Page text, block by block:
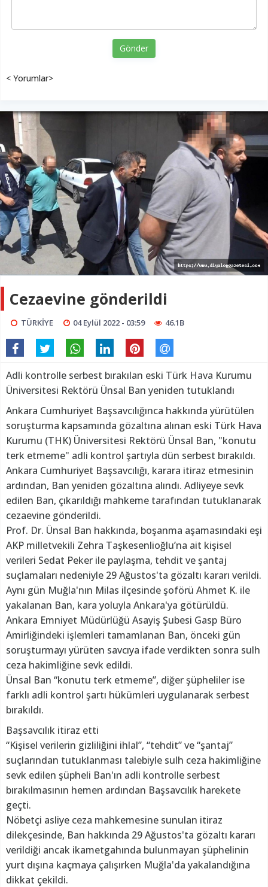
Gönder
< Yorumlar>
Cezaevine gönderildi
TÜRKİYE 04 Eylül 2022 - 03:59 46.1B
Adli kontrolle serbest bırakılan eski Türk Hava Kurumu
Üniversitesi Rektörü Ünsal Ban yeniden tutuklandı
Ankara Cumhuriyet Başsavcılığınca hakkında yürütülen
soruşturma kapsamında gözaltına alınan eski Türk Hava
Kurumu (THK) Üniversitesi Rektörü Ünsal Ban, "konutu
terk etmeme" adli kontrol şartıyla dün serbest bırakıldı.
Ankara Cumhuriyet Başsavcılığı, karara itiraz etmesinin
ardından, Ban yeniden gözaltına alındı. Adliyeye sevk
edilen Ban, çıkarıldığı mahkeme tarafından tutuklanarak
cezaevine gönderildi.
Prof. Dr. Ünsal Ban hakkında, boşanma aşamasındaki eşi
AKP milletvekili Zehra Taşkesenlioğlu’na ait kişisel
verileri Sedat Peker ile paylaşma, tehdit ve şantaj
suçlamaları nedeniyle 29 Ağustos'ta gözaltı kararı verildi.
Aynı gün Muğla'nın Milas ilçesinde şoförü Ahmet K. ile
yakalanan Ban, kara yoluyla Ankara'ya götürüldü.
Ankara Emniyet Müdürlüğü Asayiş Şubesi Gasp Büro
Amirliğindeki işlemleri tamamlanan Ban, önceki gün
soruşturmayı yürüten savcıya ifade verdikten sonra sulh
ceza hakimliğine sevk edildi.
Ünsal Ban “konutu terk etmeme”, diğer şüpheliler ise
farklı adli kontrol şartı hükümleri uygulanarak serbest
bırakıldı.
Başsavcılık itiraz etti
“Kişisel verilerin gizliliğini ihlal”, “tehdit” ve “şantaj”
suçlarından tutuklanması talebiyle sulh ceza hakimliğine
sevk edilen şüpheli Ban'ın adli kontrolle serbest
bırakılmasının hemen ardından Başsavcılık harekete
geçti.
Nöbetçi asliye ceza mahkemesine sunulan itiraz
dilekçesinde, Ban hakkında 29 Ağustos'ta gözaltı kararı
verildiği ancak ikametgahında bulunmayan şüphelinin
yurt dışına kaçmaya çalışırken Muğla'da yakalandığına
dikkat çekildi.